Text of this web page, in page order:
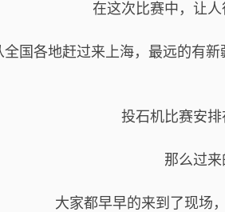
在这次比赛中，让人
全国各地赶过来上海，最远的有
投石机比赛安排
那么过来
大家都早早的来到了现场